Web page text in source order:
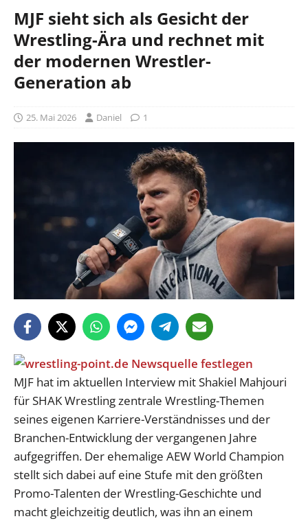
MJF sieht sich als Gesicht der
Wrestling-Ära und rechnet mit
der modernen Wrestler-
Generation ab
25. Mai 2026 Daniel 1
MJF hat im aktuellen Interview mit Shakiel Mahjouri
für SHAK Wrestling zentrale Wrestling-Themen
seines eigenen Karriere-Verständnisses und der
Branchen-Entwicklung der vergangenen Jahre
aufgegriffen. Der ehemalige AEW World Champion
stellt sich dabei auf eine Stufe mit den größten
Promo-Talenten der Wrestling-Geschichte und
macht gleichzeitig deutlich, was ihn an einem